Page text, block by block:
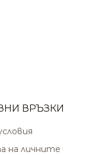
ВРЪЗКИ
на личните